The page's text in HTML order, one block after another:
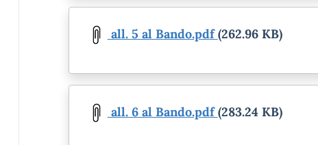
all. 5 al Bando.pdf(262.96 KB)
all. 6 al Bando.pdf(283.24 KB)